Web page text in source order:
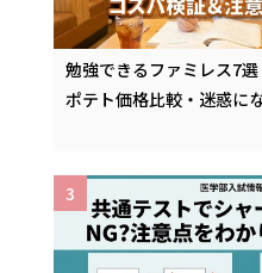
勉強できるファミレス7
ポテト価格比較・迷惑に
3